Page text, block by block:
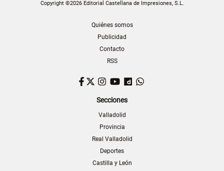
Copyright ©2026 Editorial Castellana de Impresiones, S.L.
Quiénes somos
Publicidad
Contacto
RSS
Facebook
TwitterInstagram
YouTubeDailymotion
Secciones
Valladolid
Provincia
Real Valladolid
Deportes
Castilla y León